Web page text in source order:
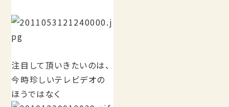
注目して頂いきたいのは、
今時珍しいテレビデオの
ほうではなく